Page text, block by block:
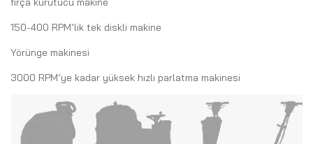
150-400 RPM’lik tek diskli makine
Yörünge makinesi
3000 RPM’ye kadar yüksek hızlı parlatma makinesi